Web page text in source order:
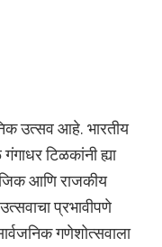
उत्सव आहे. भारतीय
टिळकांनी ह्या
आणि राजकीय
प्रभावीपणे
गणेशोत्सवाला